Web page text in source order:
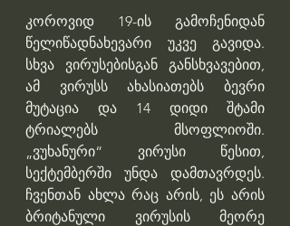
კოროვიდ 19-ის გამოჩენიდან
წელიწადნახევარი უკვე გავიდა.
სხვა ვირუსებისგან განსხვავებით,
ამ ვირუსს ახასიათებს ბევრი
მუტაცია და 14 დიდი შტამი
ტრიალებს მსოფლიოში.
„ვუხანური“ ვირუსი წესით,
სექტემბერში უნდა დამთავრდეს.
ჩვენთან ახლა რაც არის, ეს არის
ბრიტანული ვირუსის მეორე